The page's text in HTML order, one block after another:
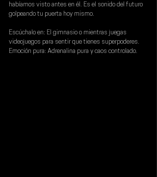
habíamos visto antes en él. Es el sonido del futuro
golpeando tu puerta hoy mismo.
Escúchalo en: El gimnasio o mientras juegas
videojuegos para sentir que tienes superpoderes.
Emoción pura: Adrenalina pura y caos controlado.